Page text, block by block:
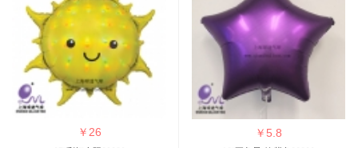
￥ 26 ￥ 5.8